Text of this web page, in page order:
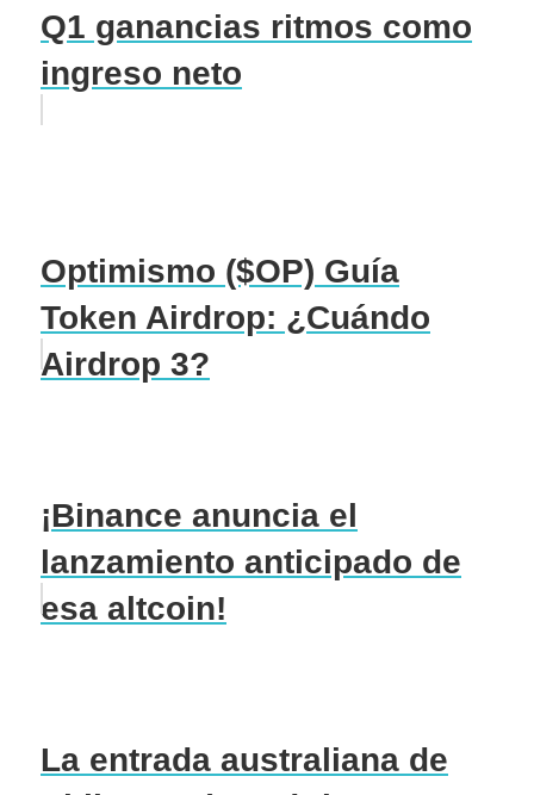
Q1 ganancias ritmos como
ingreso neto
Optimismo ($OP) Guía
Token Airdrop: ¿Cuándo
Airdrop 3?
¡Binance anuncia el
lanzamiento anticipado de
esa altcoin!
La entrada australiana de